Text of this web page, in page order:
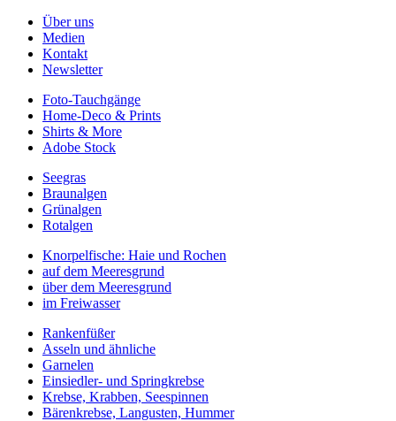
Über uns
Medien
Kontakt
Newsletter
Foto-Tauchgänge
Home-Deco & Prints
Shirts & More
Adobe Stock
Seegras
Braunalgen
Grünalgen
Rotalgen
Knorpelfische: Haie und Rochen
auf dem Meeresgrund
über dem Meeresgrund
im Freiwasser
Rankenfüßer
Asseln und ähnliche
Garnelen
Einsiedler- und Springkrebse
Krebse, Krabben, Seespinnen
Bärenkrebse, Langusten, Hummer